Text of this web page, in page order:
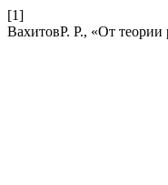
[1]
ВахитовР. Р., «От теории